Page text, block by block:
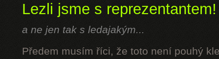
Lezli jsme s reprezentantem!
a ne jen tak s ledajakým...
Předem musím říci, že toto není pouhý